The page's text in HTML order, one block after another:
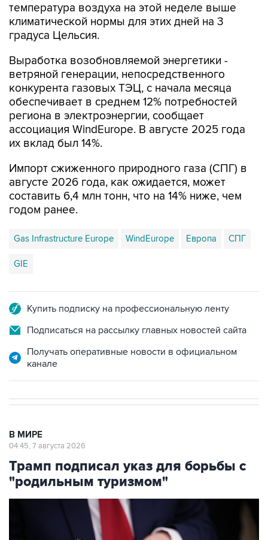
температура воздуха на этой неделе выше
климатической нормы для этих дней на 3
градуса Цельсия.
Выработка возобновляемой энергетики -
ветряной генерации, непосредственного
конкурента газовых ТЭЦ, с начала месяца
обеспечивает в среднем 12% потребностей
региона в электроэнергии, сообщает
ассоциация WindEurope. В августе 2025 года
их вклад был 14%.
Импорт сжиженного природного газа (СПГ) в
августе 2026 года, как ожидается, может
составить 6,4 млн тонн, что на 14% ниже, чем
годом ранее.
Gas Infrastructure Europe WindEurope Европа СПГ
GIE
Купить подписку на профессиональную ленту
Подписаться на рассылку главных новостей сайта
Получать оперативные новости в официальном
канале
В МИРЕ
04:45, 7 августа 2026
Трамп подписал указ для борьбы с
"родильным туризмом"